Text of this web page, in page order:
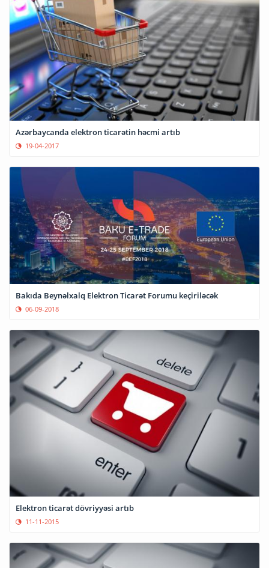
Azərbaycanda elektron ticarətin həcmi artıb
19-04-2017
Bakıda Beynəlxalq Elektron Ticarət Forumu keçiriləcək
06-09-2018
Elektron ticarət dövriyyəsi artıb
11-11-2015